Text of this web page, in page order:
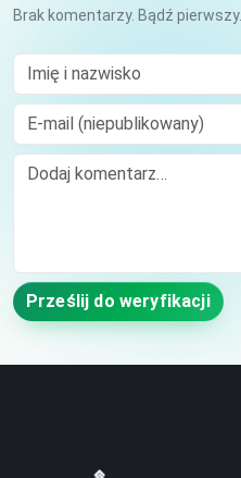
Brak komentarzy. Bądź pierwszy.
Imię i nazwisko
E-mail (niepublikowany)
Comment
Prześlij do weryfikacji